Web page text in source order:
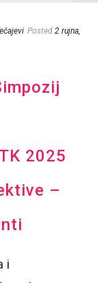
Posted 2 rujna,
2025
–
i